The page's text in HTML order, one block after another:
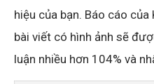
hiệu của bạn. Báo cáo
bài viết có hình ảnh sẽ
luận nhiều hơn 104% và